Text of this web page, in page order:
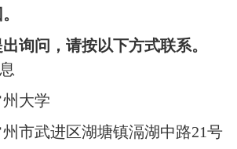
询问，请按以下方式联系。
大学
市武进区湖塘镇滆湖中路21号